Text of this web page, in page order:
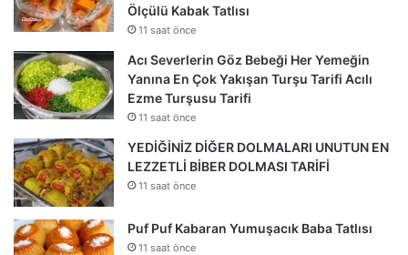
Ölçülü Kabak Tatlısı
11 saat önce
Acı Severlerin Göz Bebeği Her Yemeğin
Yanına En Çok Yakışan Turşu Tarifi Acılı
Ezme Turşusu Tarifi
11 saat önce
YEDİĞİNİZ DİĞER DOLMALARI UNUTUN EN
LEZZETLİ BİBER DOLMASI TARİFİ
11 saat önce
Puf Puf Kabaran Yumuşacık Baba Tatlısı
11 saat önce